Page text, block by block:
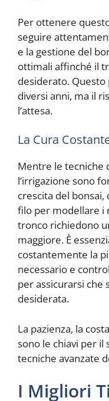
Per ottenere
seguire
e la gestione del
ottimali affinché il
desiderato.
diversi anni, ma il
l’attesa.
La Cura
Mentre le tecniche
l’irrigazione sono
crescita del bonsai,
filo per modellare i
tronco richiedono
maggiore. È
costantemente la
necessario e
per assicurarsi che
desiderata.
La pazienza, la
sono le chiavi per il
tecniche avanzate
I Migliori